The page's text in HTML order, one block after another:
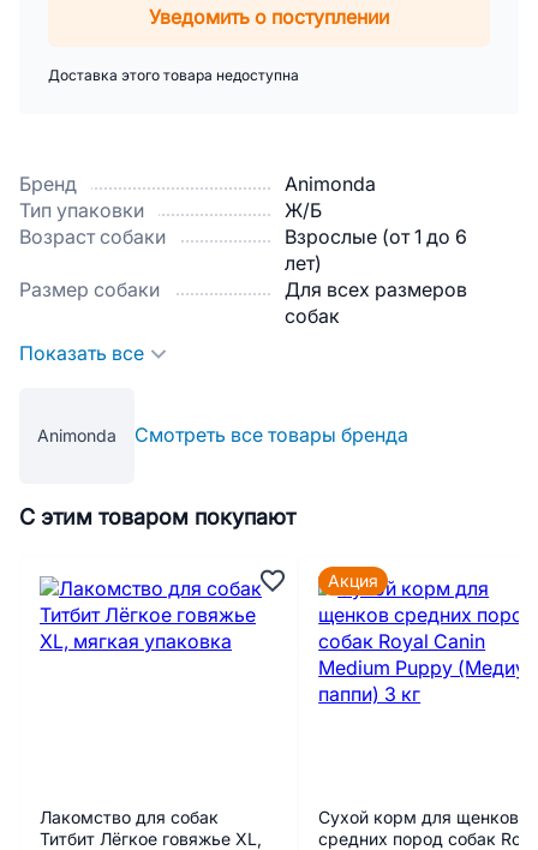
Бренд
Animonda
Тип упаковки
Ж/Б
Возраст собаки
Взрослые (от 1 до 6
лет)
Размер собаки
Для всех размеров
собак
Показать все
Animonda Смотреть все товары бренда
Уведомить о поступлении
Доставка этого товара недоступна
С этим товаром покупают
Лакомство для собак
Титбит Лёгкое говяжье XL,
Сухой корм для щенков
средних пород собак
Акция